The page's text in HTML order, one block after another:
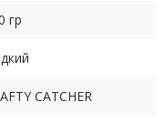
гр
CATCHER